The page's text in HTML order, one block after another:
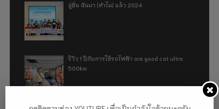
อู่ฮั่น ฉันมา (ทำไม) แล้ว 2024
รีวิว 1 ปีกับการใช้รถไฟฟ้า ora good cat ultra
500km